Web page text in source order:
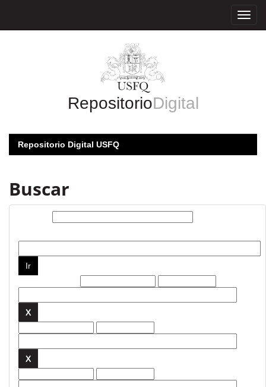
RepositorioDigital
Repositorio Digital USFQ
Buscar